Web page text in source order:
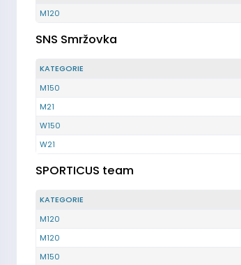
M120
SNS Smržovka
KATEGORIE
M150
M21
W150
W21
SPORTICUS team
KATEGORIE
M120
M120
M150